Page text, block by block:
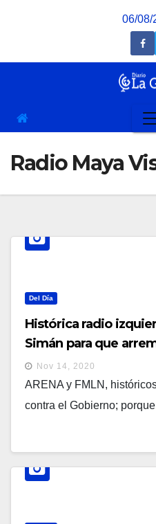
06/08/
Radio Maya
Del Día
Histórica radio
Simán para que
Gobierno.
Nov 14, 2020
ARENA y FMLN,
contra el Gobierno;